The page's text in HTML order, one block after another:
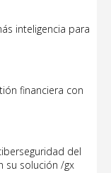
inteligencia para
financiera con
del
su solución /gx